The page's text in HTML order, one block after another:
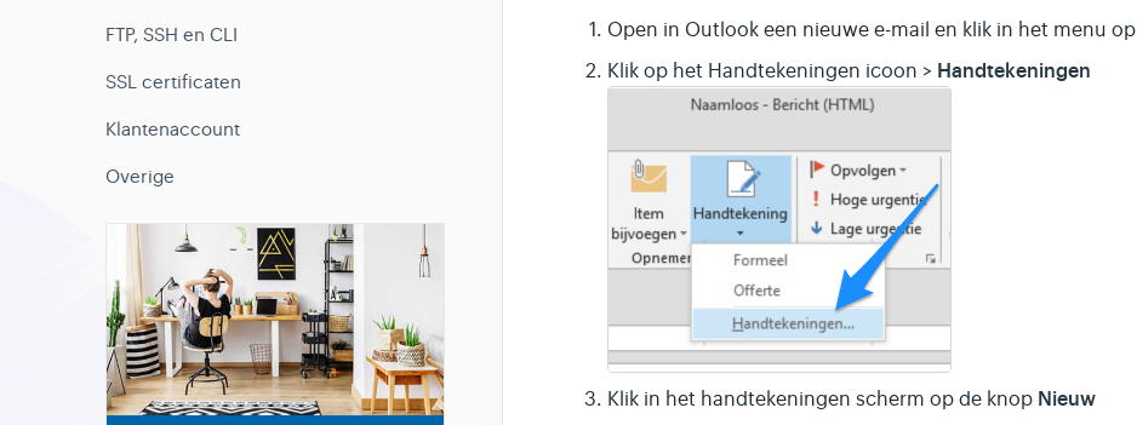
Open in Outlook een nieuwe e-mail en klik in het menu op
Klik op het Handtekeningen icoon > Handtekeningen
Klik in het handtekeningen scherm op de knop Nieuw
FTP, SSH en CLI
SSL certificaten
Klantenaccount
Overige